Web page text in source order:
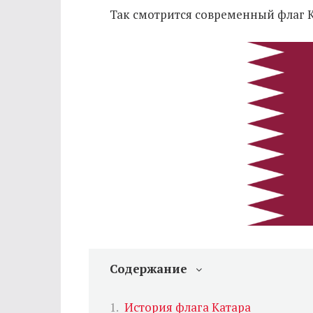
Так смотрится современный флаг
Содержание
История флага Катара